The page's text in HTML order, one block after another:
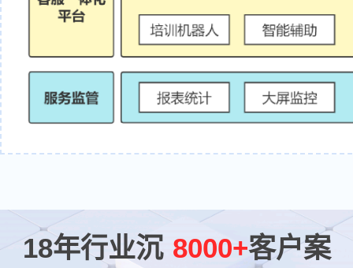
18年行业沉 8000+客户案